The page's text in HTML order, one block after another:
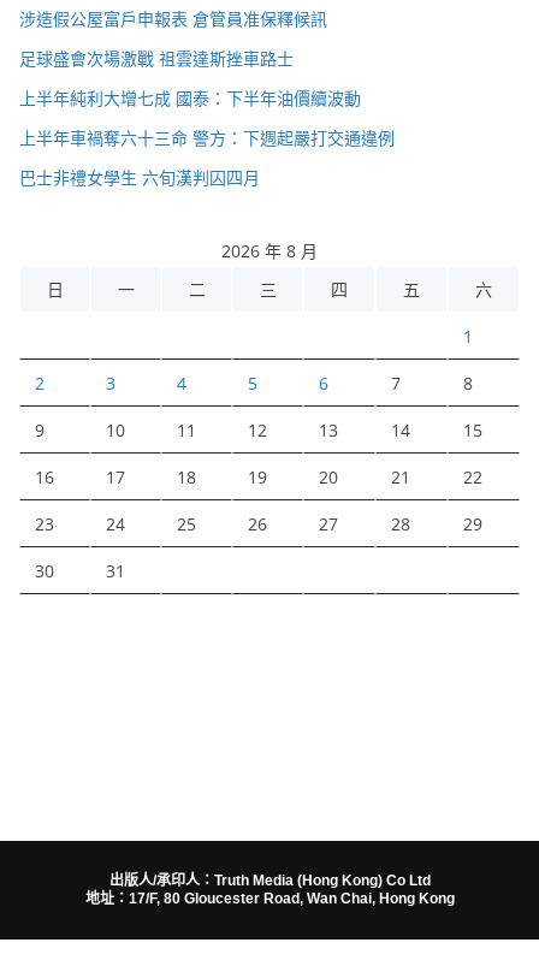
涉造假公屋富戶申報表 倉管員准保釋候訊
足球盛會次場激戰 祖雲達斯挫車路士
上半年純利大增七成 國泰：下半年油價續波動
上半年車禍奪六十三命 警方：下週起嚴打交通違例
巴士非禮女學生 六旬漢判囚四月
2026 年 8 月
日
一 二 三 四 五 六
1
2 3 4 5 6 7 8
9 10 11 12 13 14 15
16 17 18 19 20 21 22
23 24 25 26 27 28 29
30 31
出版人/承印人：Truth Media (Hong Kong) Co Ltd
地址：17/F, 80 Gloucester Road, Wan Chai, Hong Kong